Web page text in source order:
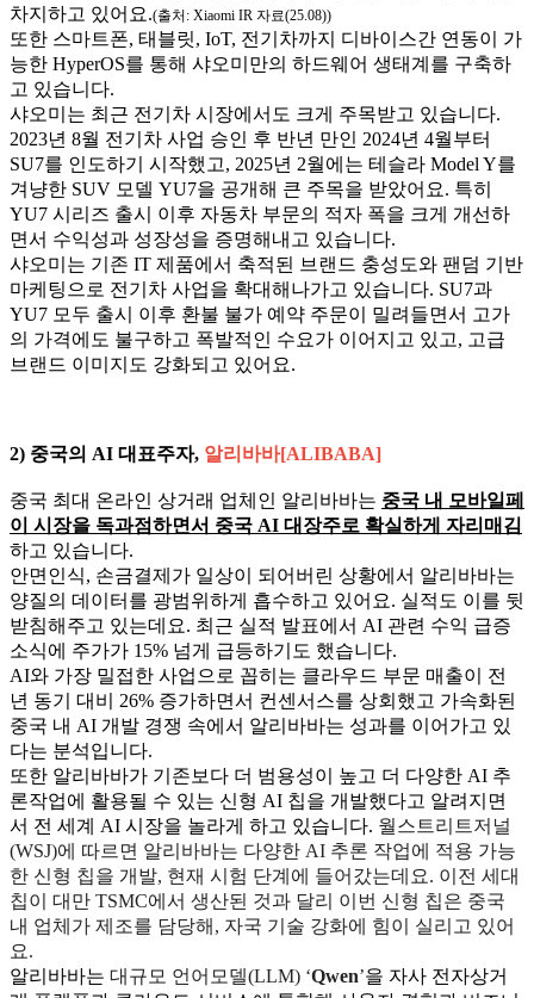
차지하고 있어요.(출처: Xiaomi IR 자료(25.08))
또한 스마트폰, 태블릿, IoT, 전기차까지 디바이스간 연동이 가
능한 HyperOS를 통해 샤오미만의 하드웨어 생태계를 구축하
고 있습니다.
샤오미는 최근 전기차 시장에서도 크게 주목받고 있습니다.
2023년 8월 전기차 사업 승인 후 반년 만인 2024년 4월부터
SU7를 인도하기 시작했고, 2025년 2월에는 테슬라 Model Y를
겨냥한 SUV 모델 YU7을 공개해 큰 주목을 받았어요. 특히
YU7 시리즈 출시 이후 자동차 부문의 적자 폭을 크게 개선하
면서 수익성과 성장성을 증명해내고 있습니다.
샤오미는 기존 IT 제품에서 축적된 브랜드 충성도와 팬덤 기반
마케팅으로 전기차 사업을 확대해나가고 있습니다. SU7과
YU7 모두 출시 이후 환불 불가 예약 주문이 밀려들면서 고가
의 가격에도 불구하고 폭발적인 수요가 이어지고 있고, 고급
브랜드 이미지도 강화되고 있어요.
2) 중국의 AI 대표주자, 알리바바[ALIBABA]
중국 최대 온라인 상거래 업체인 알리바바는 중국 내 모바일페
이 시장을 독과점하면서 중국 AI 대장주로 확실하게 자리매김
하고 있습니다.
안면인식, 손금결제가 일상이 되어버린 상황에서 알리바바는
양질의 데이터를 광범위하게 흡수하고 있어요. 실적도 이를 뒷
받침해주고 있는데요. 최근 실적 발표에서 AI 관련 수익 급증
소식에 주가가 15% 넘게 급등하기도 했습니다.
AI와 가장 밀접한 사업으로 꼽히는 클라우드 부문 매출이 전
년 동기 대비 26% 증가하면서 컨센서스를 상회했고 가속화된
중국 내 AI 개발 경쟁 속에서 알리바바는 성과를 이어가고 있
다는 분석입니다.
또한 알리바바가 기존보다 더 범용성이 높고 더 다양한 AI 추
론작업에 활용될 수 있는 신형 AI 칩을 개발했다고 알려지면
서 전 세계 AI 시장을 놀라게 하고 있습니다. 월스트리트저널
(WSJ)에 따르면 알리바바는 다양한 AI 추론 작업에 적용 가능
한 신형 칩을 개발, 현재 시험 단계에 들어갔는데요. 이전 세대
칩이 대만 TSMC에서 생산된 것과 달리 이번 신형 칩은 중국
내 업체가 제조를 담당해, 자국 기술 강화에 힘이 실리고 있어
요.
알리바바는 대규모 언어모델(LLM) ‘Qwen’을 자사 전자상거